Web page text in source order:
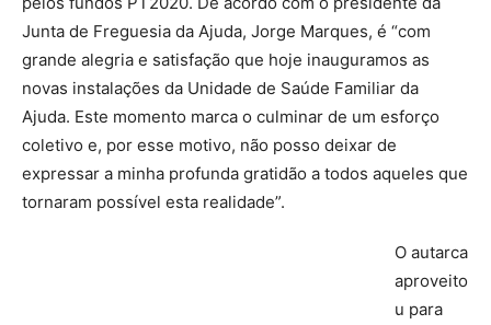
Junta de Freguesia da Ajuda, Jorge Marques, é “com
grande alegria e satisfação que hoje inauguramos as
novas instalações da Unidade de Saúde Familiar da
Ajuda. Este momento marca o culminar de um esforço
coletivo e, por esse motivo, não posso deixar de
expressar a minha profunda gratidão a todos aqueles que
tornaram possível esta realidade”.
O autarca
aproveito
u para